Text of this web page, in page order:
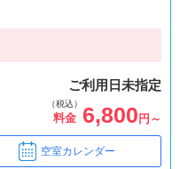
ご利用日未指定
（税込）
料金 6,800円～
空室カレンダー